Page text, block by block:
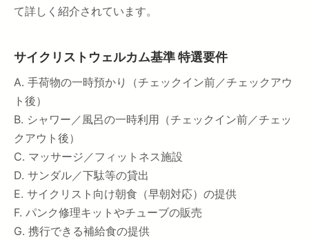
て詳しく紹介されています。
サイクリストウェルカム基準 特選要件
A. 手荷物の一時預かり（チェックイン前／チェックアウ
ト後）
B. シャワー／風呂の一時利用（チェックイン前／チェッ
クアウト後）
C. マッサージ／フィットネス施設
D. サンダル／下駄等の貸出
E. サイクリスト向け朝食（早朝対応）の提供
F. パンク修理キットやチューブの販売
G. 携行できる補給食の提供